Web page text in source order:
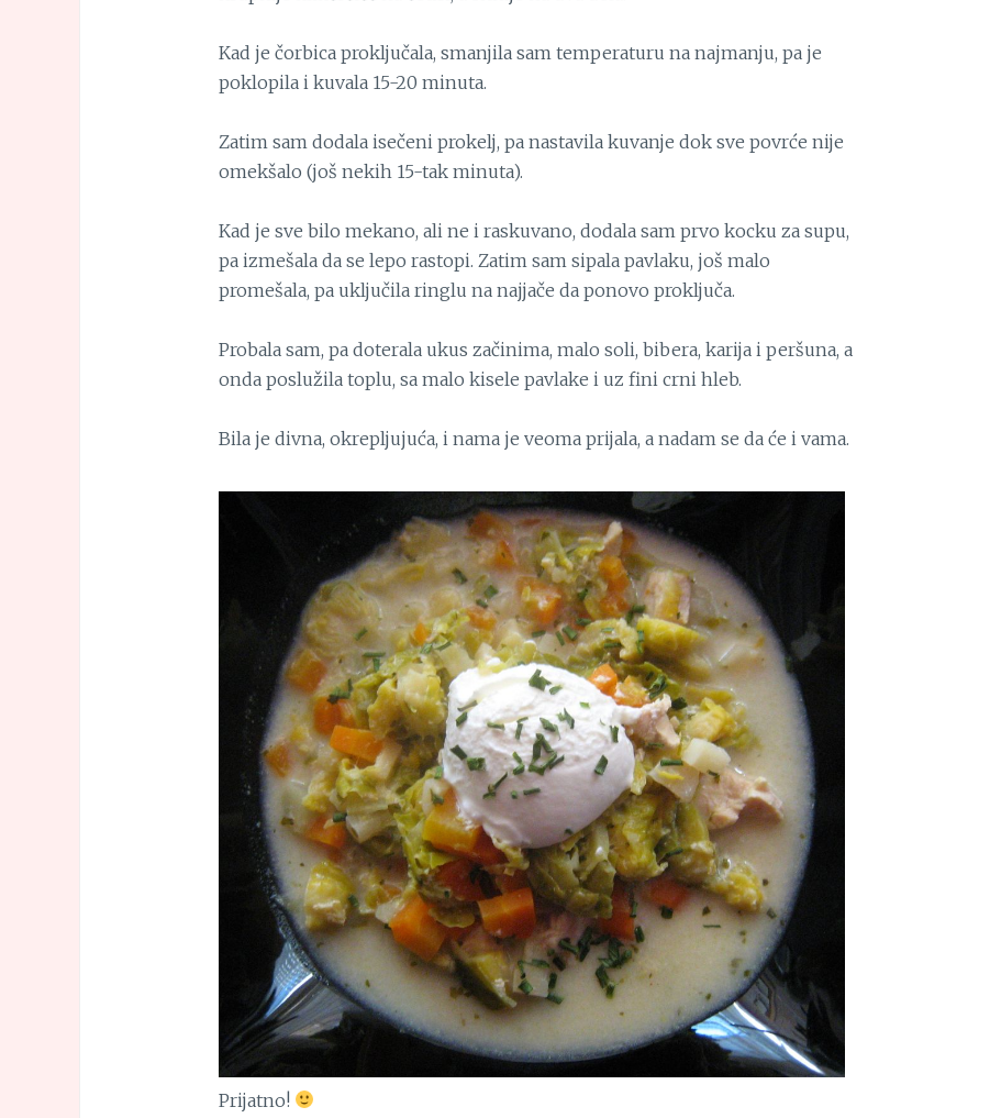
Kad je čorbica proključala, smanjila sam temperaturu na najmanju, pa je
poklopila i kuvala 15-20 minuta.
Zatim sam dodala isečeni prokelj, pa nastavila kuvanje dok sve povrće nije
omekšalo (još nekih 15-tak minuta).
Kad je sve bilo mekano, ali ne i raskuvano, dodala sam prvo kocku za supu,
pa izmešala da se lepo rastopi. Zatim sam sipala pavlaku, još malo
promešala, pa uključila ringlu na najjače da ponovo proključa.
Probala sam, pa doterala ukus začinima, malo soli, bibera, karija i peršuna, a
onda poslužila toplu, sa malo kisele pavlake i uz fini crni hleb.
Bila je divna, okrepljujuća, i nama je veoma prijala, a nadam se da će i vama.
Prijatno!